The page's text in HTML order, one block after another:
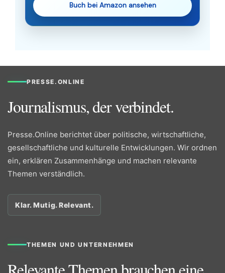
Buch bei Amazon ansehen
PRESSE.ONLINE
Journalismus, der verbindet.
Presse.Online berichtet über politische, wirtschaftliche,
gesellschaftliche und kulturelle Entwicklungen. Wir ordnen
ein, erklären Zusammenhänge und machen relevante
Themen verständlich.
Klar. Mutig. Relevant.
THEMEN UND UNTERNEHMEN